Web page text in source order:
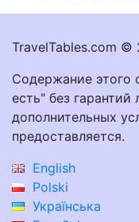
TravelTables.com
Содержание этого
есть" без
дополнительных
предоставляется.
English
Polski
Українська